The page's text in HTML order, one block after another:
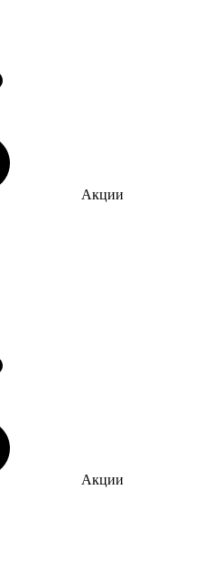
Акции
Акции